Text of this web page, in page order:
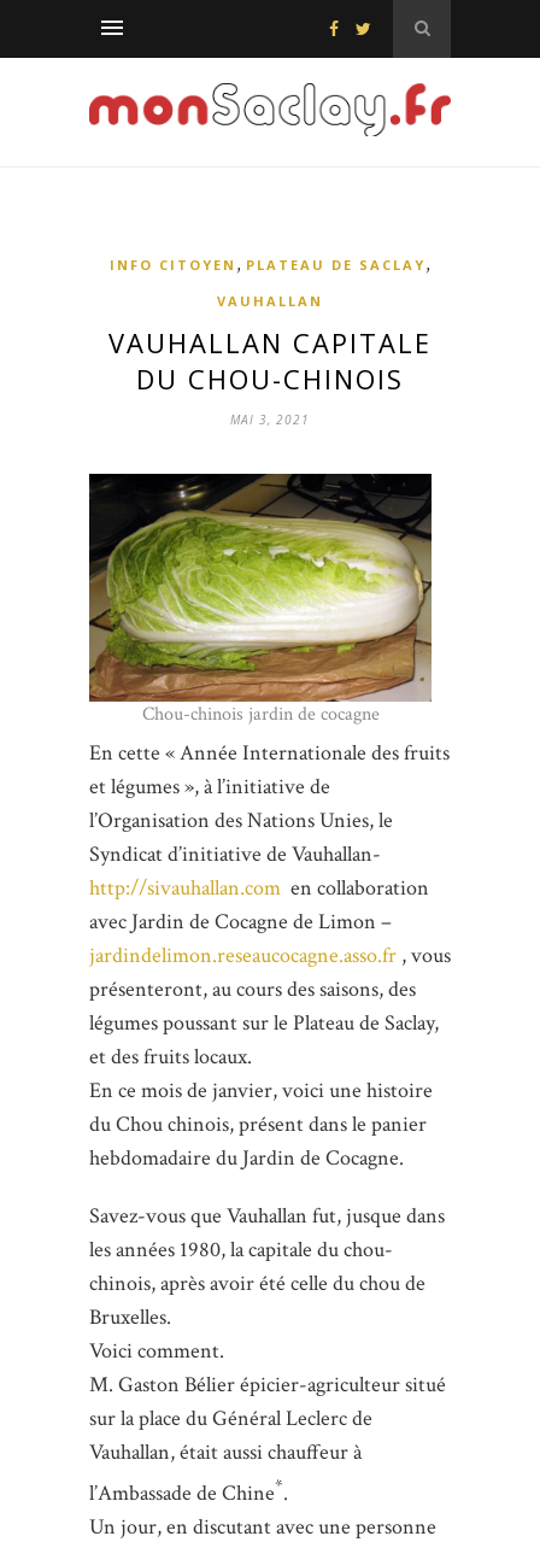
INFO CITOYEN , PLATEAU DE SACLAY ,
VAUHALLAN
VAUHALLAN CAPITALE
DU CHOU-CHINOIS
MAI 3, 2021
Chou-chinois jardin de cocagne
En cette « Année Internationale des fruits
et légumes », à l’initiative de
l’Organisation des Nations Unies, le
Syndicat d’initiative de Vauhallan-
http://sivauhallan.com en collaboration
avec Jardin de Cocagne de Limon –
jardindelimon.reseaucocagne.asso.fr , vous
présenteront, au cours des saisons, des
légumes poussant sur le Plateau de Saclay,
et des fruits locaux.
En ce mois de janvier, voici une histoire
du Chou chinois, présent dans le panier
hebdomadaire du Jardin de Cocagne.
Savez-vous que Vauhallan fut, jusque dans
les années 1980, la capitale du chou-
chinois, après avoir été celle du chou de
Bruxelles.
Voici comment.
M. Gaston Bélier épicier-agriculteur situé
sur la place du Général Leclerc de
Vauhallan, était aussi chauffeur à
l’Ambassade de Chine*.
Un jour, en discutant avec une personne